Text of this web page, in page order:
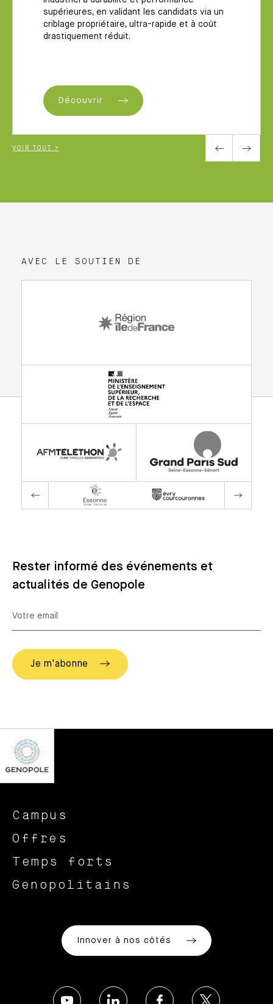
supérieures, en validant les candidats via un
criblage propriétaire, ultra-rapide et à coût
drastiquement réduit.
Découvrir
VOIR TOUT >
AVEC LE SOUTIEN DE
Rester informé des événements et
actualités de Genopole
Campus
Offres
Temps forts
Genopolitains
Innover à nos côtés